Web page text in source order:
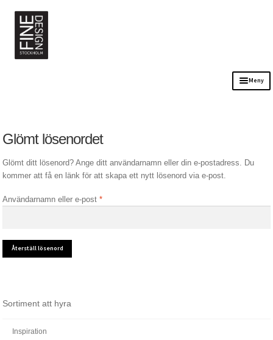
Meny
Kontakt
Öppettider
Glömt lösenordet
Glömt ditt lösenord? Ange ditt användarnamn eller din e-postadress. Du
kommer att få en länk för att skapa ett nytt lösenord via e-post.
Användarnamn eller e-post*Obligatoriskt
Återställ lösenord
Sortiment att hyra
Inspiration